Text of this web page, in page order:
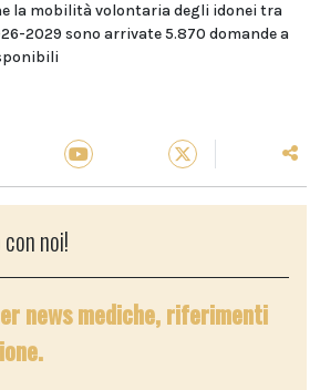
la mobilità volontaria degli idonei tra
2029 sono arrivate 5.870 domande a
noi!
news mediche, riferimenti